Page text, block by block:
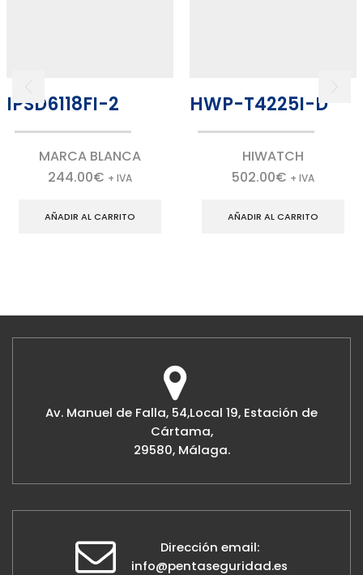
IPSD6118FI-2
MARCA BLANCA
244.00€ + IVA
AÑADIR AL CARRITO
HWP-T4225I-D
HIWATCH
502.00€ + IVA
AÑADIR AL CARRITO
Av. Manuel de Falla, 54,Local 19, Estación de
Cártama,
29580, Málaga.
Dirección email:
info@pentaseguridad.es